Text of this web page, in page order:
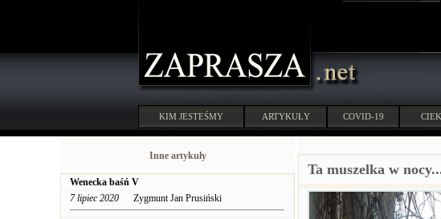
KIM JESTEŚMY ARTYKUŁY COVID-19
Inne artykuły
Wenecka baśń V
7 lipiec 2020 Zygmunt Jan Prusiński
Ta muszelka w